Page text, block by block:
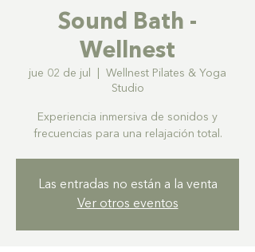
Sound Bath -
Wellnest
jue 02 de jul
Wellnest Pilates & Yoga
Studio
Experiencia inmersiva de sonidos y
frecuencias para una relajación total.
Las entradas no están a la venta
Ver otros eventos